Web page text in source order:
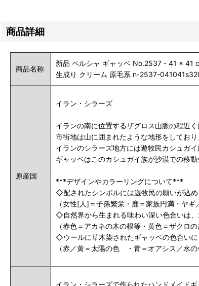
商品詳細
商品名称
新品 ペルシャ ギャッベ No.2537 - 41 × 41
生成り クリーム 原毛系 n-2537-
原産国
イラン・シラーズ
イランの南に位置するザグロス山脈の程近く
市街地は山に囲まれたような地形をしており
イランのシラーズ地方には遊牧民カシュガイ
ギャッベはこのカシュガイ族が沙漠での移
***デザインやカラーリングについて***
◇配されたシンボルには遊牧民の願いが込め
（女性[人]＝子孫繁栄・鹿＝家族円満・ヤ
◇自然界から生まれる味わい深い色合いは
（赤色＝アカネの木の根等・黄色＝ザクロ
◇ウールに草木染されたギャッベの色合いに
（赤／黄＝太陽の色 ・青＝オアシス／水
イラン・シラーズで作られたハンドメイドギ